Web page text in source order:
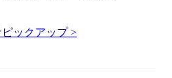
ックアップ >